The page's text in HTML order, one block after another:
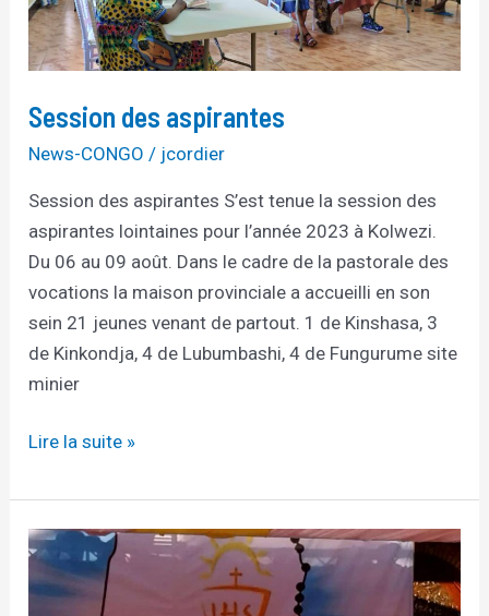
Session des aspirantes
News-CONGO / jcordier
Session des aspirantes S’est tenue la session des
aspirantes lointaines pour l’année 2023 à Kolwezi.
Du 06 au 09 août. Dans le cadre de la pastorale des
vocations la maison provinciale a accueilli en son
sein 21 jeunes venant de partout. 1 de Kinshasa, 3
de Kinkondja, 4 de Lubumbashi, 4 de Fungurume site
minier
Lire la suite »
Le
Congrès